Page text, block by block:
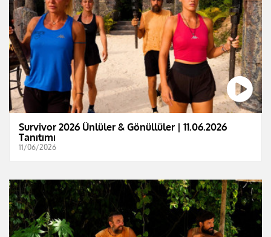
Survivor 2026 Ünlüler & Gönüllüler | 11.06.2026
Tanıtımı
11/06/2026